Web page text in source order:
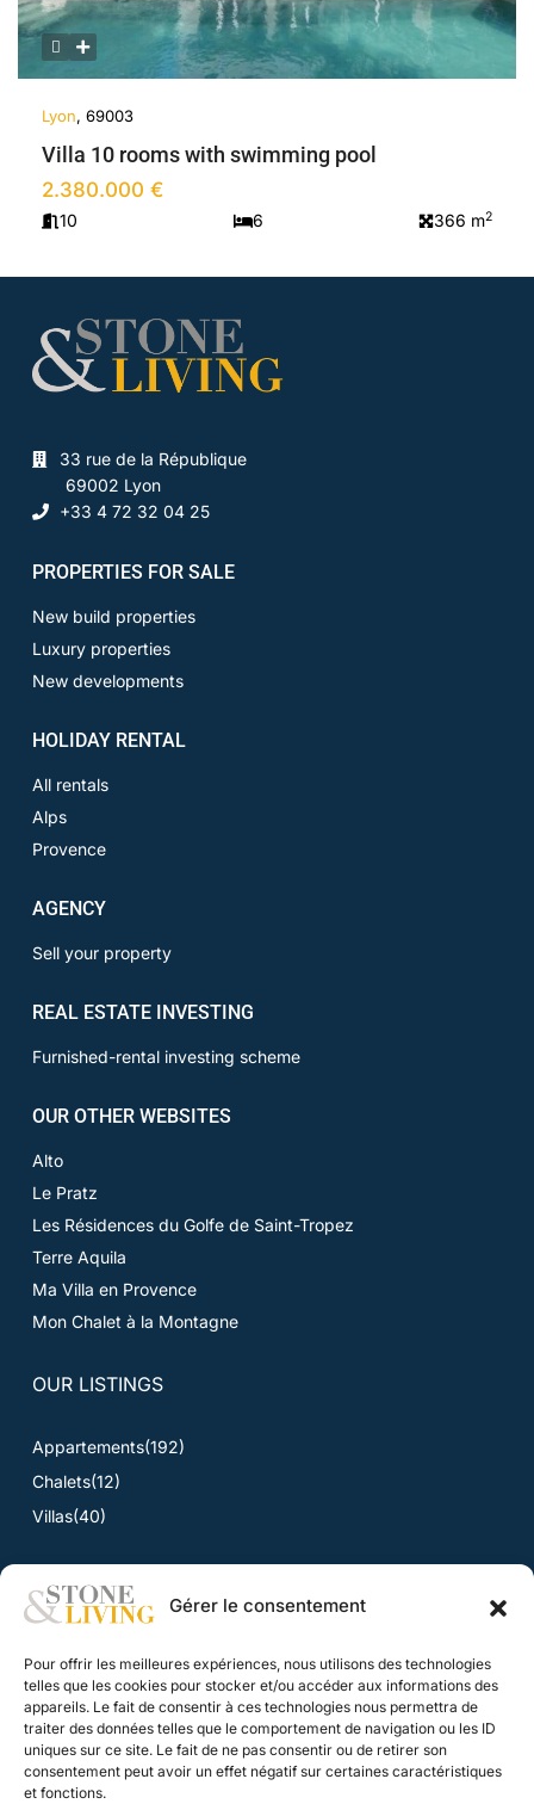
Gérer le consentement
Pour offrir les meilleures expériences, nous utilisons des technologies
telles que les cookies pour stocker et/ou accéder aux informations des
appareils. Le fait de consentir à ces technologies nous permettra de
traiter des données telles que le comportement de navigation ou les ID
uniques sur ce site. Le fait de ne pas consentir ou de retirer son
consentement peut avoir un effet négatif sur certaines caractéristiques
et fonctions.
Lyon, 69003
Villa 10 rooms with swimming pool
2.380.000 €
10 6 366 m2
33 rue de la République
69002 Lyon
+33 4 72 32 04 25
PROPERTIES FOR SALE
New build properties
Luxury properties
New developments
HOLIDAY RENTAL
All rentals
Alps
Provence
AGENCY
Sell your property
REAL ESTATE INVESTING
Furnished-rental investing scheme
OUR OTHER WEBSITES
Alto
Le Pratz
Les Résidences du Golfe de Saint-Tropez
Terre Aquila
Ma Villa en Provence
Mon Chalet à la Montagne
OUR LISTINGS
Appartements(192)
Chalets(12)
Villas(40)
News
CONTACT
Contact